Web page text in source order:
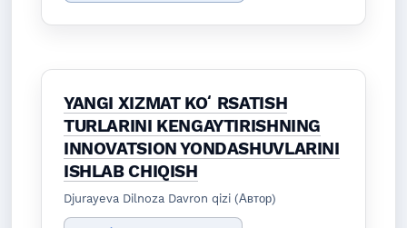
YANGI XIZMAT KOʻRSATISH
TURLARINI KENGAYTIRISHNING
INNOVATSION YONDASHUVLARINI
ISHLAB CHIQISH
Djurayeva Dilnoza Davron qizi (Автор)